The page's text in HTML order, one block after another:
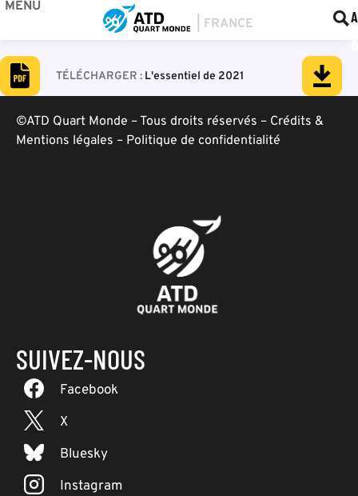
MENU
L'essentiel de 2021
©ATD Quart Monde – Tous droits réservés – Crédits &
Mentions légales – Politique de confidentialité
SUIVEZ-NOUS
Facebook
X
Bluesky
Instagram